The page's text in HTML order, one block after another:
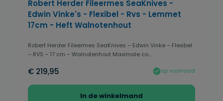
Robert Herder Fileermes SeaKnives -
Edwin Vinke's - Flexibel - Rvs - Lemmet
17cm - Heft Walnotenhout
Robert Herder Fileermes SeaKnives – Edwin Vinke – Flexibel
– RVS – 17 cm – Walnotenhout Maximale co...
€ 219,95 op voorraad
In de winkelmand